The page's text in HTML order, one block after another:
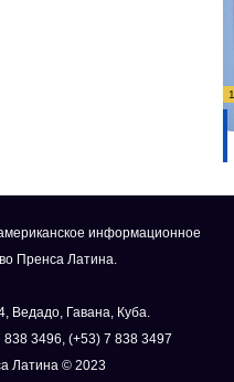
информационное
Пренса Латина.
Ведадо, Гавана, Куба.
3496, (+53) 7 838 3497
Латина © 2023